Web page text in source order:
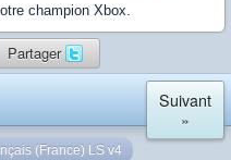
champion Xbox.
Partager
Suivant
»
(France) LS v4